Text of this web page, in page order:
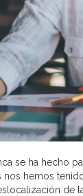
se ha hecho
hemos
de